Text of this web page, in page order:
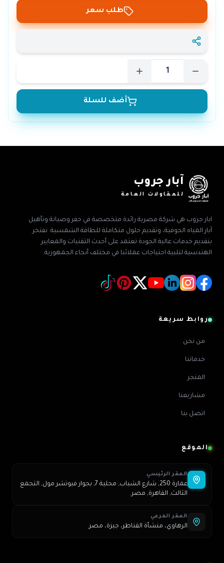
طلب سعر
أضف للسلة
آبار جروب
للمقاولات العامة
ابار جروب هي شركة مصرية رائدة متخصصة في حفر وصيانة وتأهيل
آبار المياه الجوفية، وتقديم حلول متكاملة للطاقة الشمسية. نفتخر
بتقديم خدمات عالية الجودة تعتمد على أحدث التقنيات والمعايير
الهندسية لتلبية احتياجات عملائنا في مختلف أنحاء الجمهورية.
روابط سريعة
من نحن
خدماتنا
المتجر
مشاريعنا
اتصل بنا
الموقع
المقر الرئيسي
عمارة 250, شارع الشباب, محلية 7, بجوار فيوتشر مول, التجمع
الثالث, القاهرة, مصر.
المقر الفرعي
الرهاوي، منشأة القناطر، جيزة، مصر.